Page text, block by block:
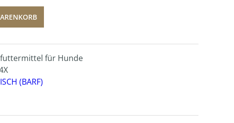
für Hunde
(BARF)